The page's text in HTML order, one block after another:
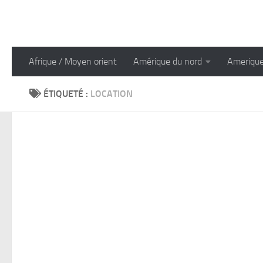
Afrique / Moyen orient Amérique du nord
ÉTIQUETÉ : LOCATION